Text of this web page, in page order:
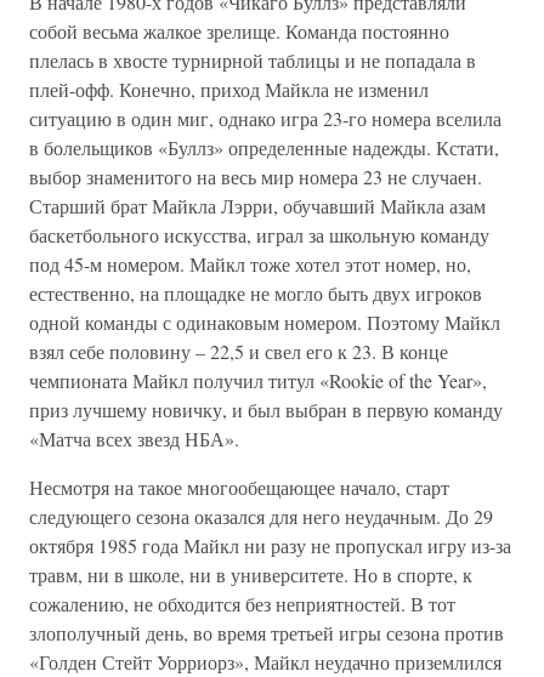
собой весьма жалкое зрелище. Команда постоянно
плелась в хвосте турнирной таблицы и не попадала в
плей-офф. Конечно, приход Майкла не изменил
ситуацию в один миг, однако игра 23-го номера вселила
в болельщиков «Буллз» определенные надежды. Кстати,
выбор знаменитого на весь мир номера 23 не случаен.
Старший брат Майкла Лэрри, обучавший Майкла азам
баскетбольного искусства, играл за школьную команду
под 45-м номером. Майкл тоже хотел этот номер, но,
естественно, на площадке не могло быть двух игроков
одной команды с одинаковым номером. Поэтому Майкл
взял себе половину – 22,5 и свел его к 23. В конце
чемпионата Майкл получил титул «Rookie of the Year»,
приз лучшему новичку, и был выбран в первую команду
«Матча всех звезд НБА».
Несмотря на такое многообещающее начало, старт
следующего сезона оказался для него неудачным. До 29
октября 1985 года Майкл ни разу не пропускал игру из-за
травм, ни в школе, ни в университете. Но в спорте, к
сожалению, не обходится без неприятностей. В тот
злополучный день, во время третьей игры сезона против
«Голден Стейт Уорриорз», Майкл неудачно приземлился